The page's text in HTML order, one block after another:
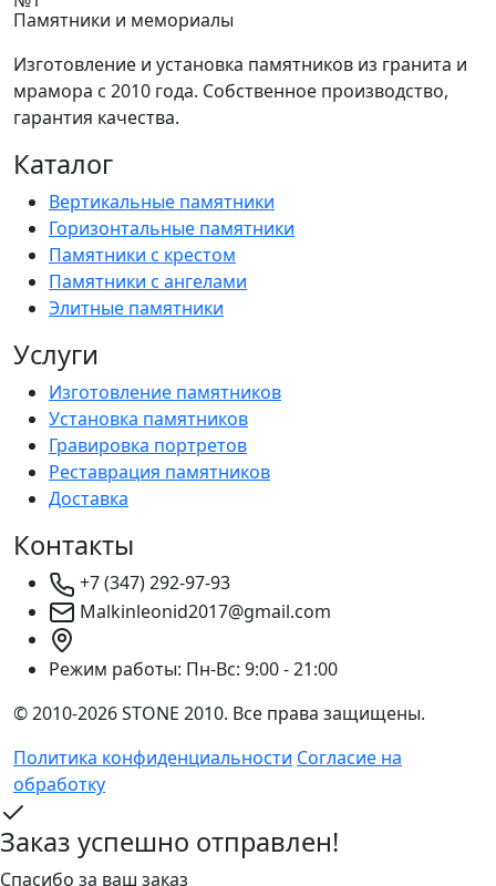
Памятники и мемориалы
Изготовление и установка памятников из гранита и
мрамора с 2010 года. Собственное производство,
гарантия качества.
Каталог
Вертикальные памятники
Горизонтальные памятники
Памятники с крестом
Памятники с ангелами
Элитные памятники
Услуги
Изготовление памятников
Установка памятников
Гравировка портретов
Реставрация памятников
Доставка
Контакты
+7 (347) 292-97-93
Malkinleonid2017@gmail.com
Режим работы: Пн-Вс: 9:00 - 21:00
© 2010-2026 STONE 2010. Все права защищены.
Политика конфиденциальности Согласие на
обработку
Заказ успешно отправлен!
Спасибо за ваш заказ